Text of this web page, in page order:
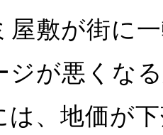
屋敷が街に
ジが悪くな
は、地価が